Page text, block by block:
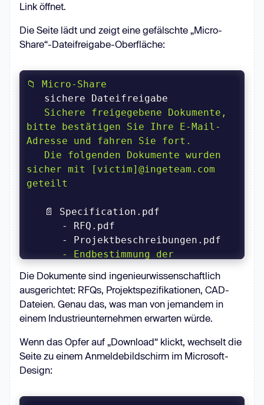
Link öffnet.
Die Seite lädt und zeigt eine gefälschte „Micro-
Share“-Dateifreigabe-Oberfläche:
bitte bestätigen Sie Ihre E-Mail-
Adresse und fahren Sie fort
sicher mit
[victim]@ingeteam.com
                    [ Herunterladen
Die Dokumente sind ingenieurwissenschaftlich
ausgerichtet: RFQs, Projektspezifikationen, CAD-
Dateien. Genau das, was man von jemandem in
einem Industrieunternehmen erwarten würde.
Wenn das Opfer auf „Download“ klickt, wechselt die
Seite zu einem Anmeldebildschirm im Microsoft-
Design: